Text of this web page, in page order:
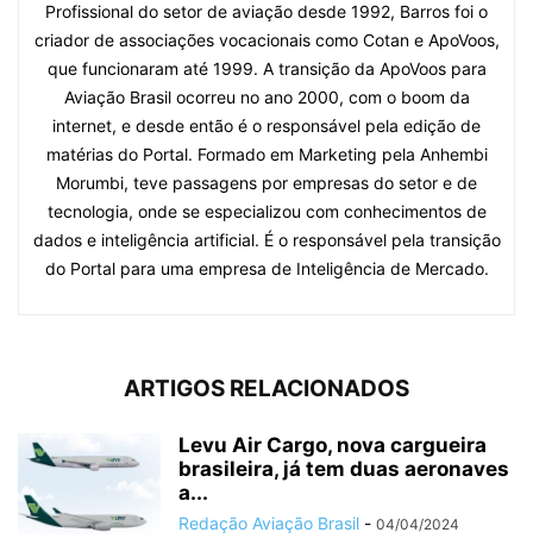
Profissional do setor de aviação desde 1992, Barros foi o
criador de associações vocacionais como Cotan e ApoVoos,
que funcionaram até 1999. A transição da ApoVoos para
Aviação Brasil ocorreu no ano 2000, com o boom da
internet, e desde então é o responsável pela edição de
matérias do Portal. Formado em Marketing pela Anhembi
Morumbi, teve passagens por empresas do setor e de
tecnologia, onde se especializou com conhecimentos de
dados e inteligência artificial. É o responsável pela transição
do Portal para uma empresa de Inteligência de Mercado.
ARTIGOS RELACIONADOS
Levu Air Cargo, nova cargueira
brasileira, já tem duas aeronaves
a...
Redação Aviação Brasil - 04/04/2024